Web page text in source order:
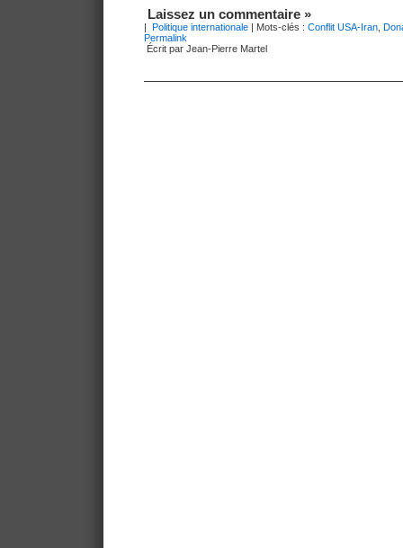
Laissez un commentaire »
| Politique internationale | Mots-clés : Conflit USA-Iran
Permalink
Écrit par Jean-Pierre Martel